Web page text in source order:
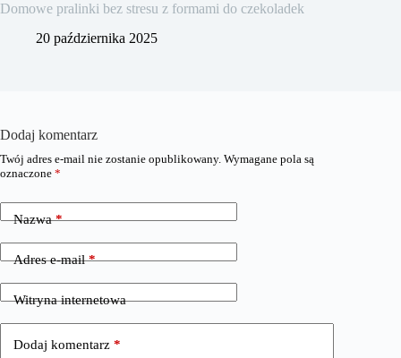
Domowe pralinki bez stresu z formami do czekoladek
20 października 2025
Dodaj komentarz
Twój adres e-mail nie zostanie opublikowany. Wymagane pola są
oznaczone *
Nazwa*
Adres e-mail*
Witryna internetowa
Dodaj komentarz *